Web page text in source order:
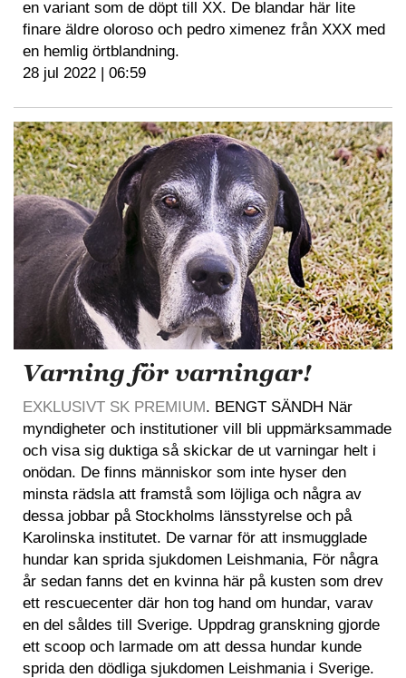
en variant som de döpt till XX. De blandar här lite
finare äldre oloroso och pedro ximenez från XXX med
en hemlig örtblandning.
28 jul 2022 | 06:59
Varning för varningar!
EXKLUSIVT SK PREMIUM. BENGT SÄNDH När
myndigheter och institutioner vill bli uppmärksammade
och visa sig duktiga så skickar de ut varningar helt i
onödan. De finns människor som inte hyser den
minsta rädsla att framstå som löjliga och några av
dessa jobbar på Stockholms länsstyrelse och på
Karolinska institutet. De varnar för att insmugglade
hundar kan sprida sjukdomen Leishmania, För några
år sedan fanns det en kvinna här på kusten som drev
ett rescuecenter där hon tog hand om hundar, varav
en del såldes till Sverige. Uppdrag granskning gjorde
ett scoop och larmade om att dessa hundar kunde
sprida den dödliga sjukdomen Leishmania i Sverige.